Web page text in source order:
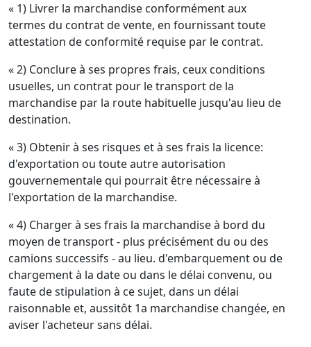
« 1) Livrer la marchandise conformément aux
termes du contrat de vente, en fournissant toute
attestation de conformité requise par le contrat.
« 2) Conclure à ses propres frais, ceux conditions
usuelles, un contrat pour le transport de la
marchandise par la route habituelle jusqu'au lieu de
destination.
« 3) Obtenir à ses risques et à ses frais la licence:
d'exportation ou toute autre autorisation
gouvernementale qui pourrait être nécessaire à
l'exportation de la marchandise.
« 4) Charger à ses frais la marchandise à bord du
moyen de transport - plus précisément du ou des
camions successifs - au lieu. d'embarquement ou de
chargement à la date ou dans le délai convenu, ou
faute de stipulation à ce sujet, dans un délai
raisonnable et, aussitôt 1a marchandise changée, en
aviser l'acheteur sans délai.